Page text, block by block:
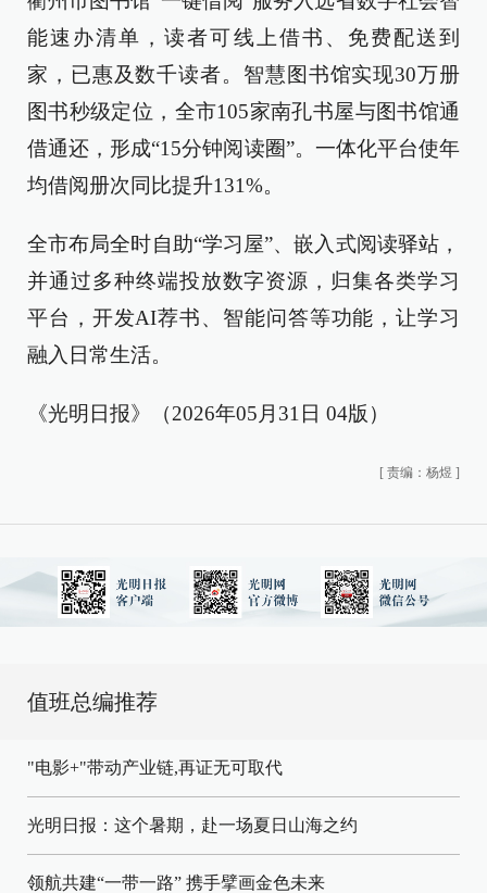
能速办清单，读者可线上借书、免费配送到
家，已惠及数千读者。智慧图书馆实现30万册
图书秒级定位，全市105家南孔书屋与图书馆通
借通还，形成“15分钟阅读圈”。一体化平台使年
均借阅册次同比提升131%。
全市布局全时自助“学习屋”、嵌入式阅读驿站，
并通过多种终端投放数字资源，归集各类学习
平台，开发AI荐书、智能问答等功能，让学习
融入日常生活。
《光明日报》（2026年05月31日 04版）
[ 责编：杨煜 ]
值班总编推荐
"电影+"带动产业链,再证无可取代
光明日报：这个暑期，赴一场夏日山海之约
领航共建“一带一路” 携手擘画金色未来